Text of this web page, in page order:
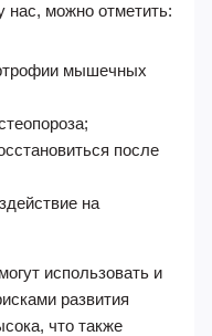
нас, можно отметить:
мышечных
после
на
использовать и
развития
что также